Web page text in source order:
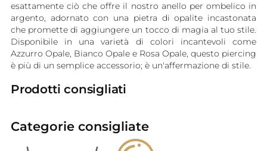
esattamente ciò che offre il nostro anello per ombelico in
argento, adornato con una pietra di opalite incastonata
che promette di aggiungere un tocco di magia al tuo stile.
Disponibile in una varietà di colori incantevoli come
Azzurro Opale, Bianco Opale e Rosa Opale, questo piercing
è più di un semplice accessorio; è un'affermazione di stile.
Prodotti consigliati
Categorie consigliate